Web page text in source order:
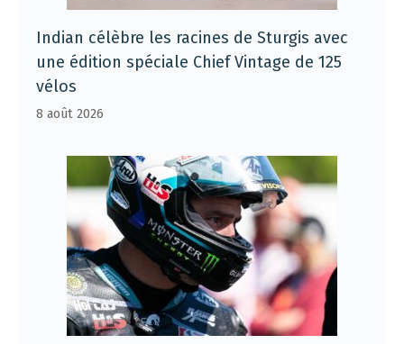
Indian célèbre les racines de Sturgis avec
une édition spéciale Chief Vintage de 125
vélos
8 août 2026